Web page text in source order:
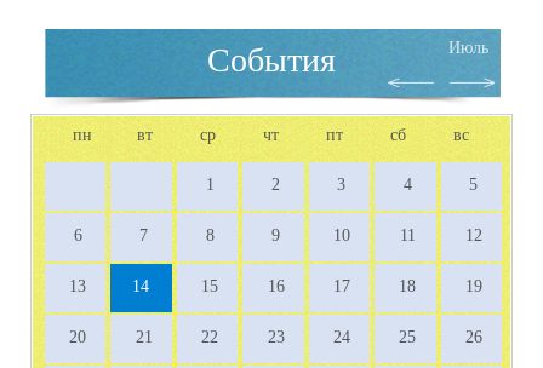
События Июль
пн вт ср чт пт сб вс
1 2 3 4 5
6 7 8 9 10 11 12
13 14 15 16 17 18 19
20 21 22 23 24 25 26